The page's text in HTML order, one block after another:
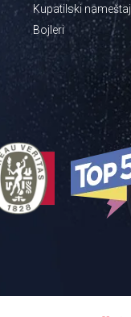
Kupatilski nameštaj
Bojleri